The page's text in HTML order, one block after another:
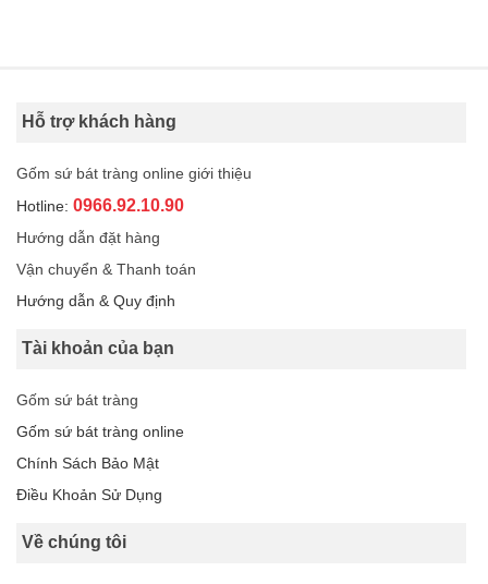
Hỗ trợ khách hàng
Gốm sứ bát tràng online giới thiệu
Hotline: 0966.92.10.90
Hướng dẫn đặt hàng
Vận chuyển & Thanh toán
Hướng dẫn & Quy định
Tài khoản của bạn
Gốm sứ bát tràng
Gốm sứ bát tràng online
Chính Sách Bảo Mật
Điều Khoản Sử Dụng
Về chúng tôi